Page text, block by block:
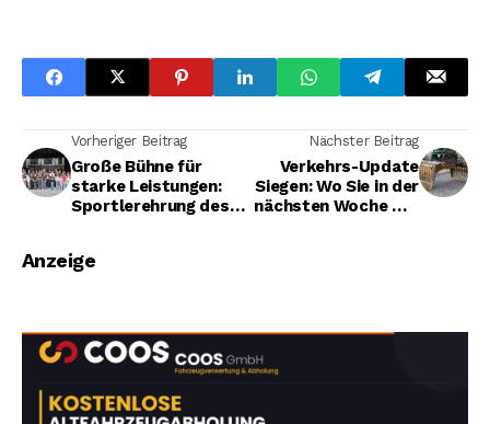
Vorheriger Beitrag
Große Bühne für
starke Leistungen:
Sportlerehrung des
Nächster Beitrag
Verkehrs-Update
Siegen: Wo Sie in der
nächsten Woche mit
Anzeige